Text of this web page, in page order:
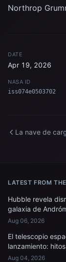
Northrop
DATE
Apr 19, 2026
NASA ID
iss074e0503702
La nave de
LATEST FROM
Hubble revela
galaxia de
Aug 06, 2026
El telescopio
lanzamiento:
Aug 04, 2026